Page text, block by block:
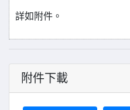
詳如附件。
附件下載